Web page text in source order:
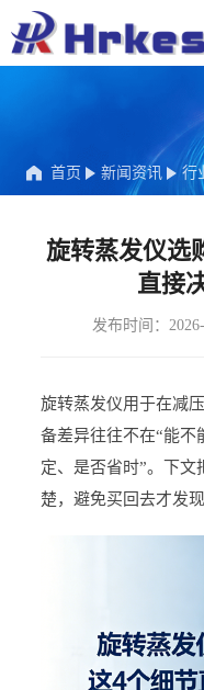
首页 新闻资讯 行
旋转蒸发仪选
直接
发布时间：
旋转蒸发仪用于在减
备差异往往不在“能不
定、是否省时”。下文
楚，避免买回去才发现